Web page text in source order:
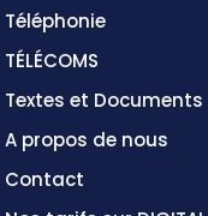
Téléphonie
TÉLÉCOMS
Textes et Documents
A propos de nous
Contact